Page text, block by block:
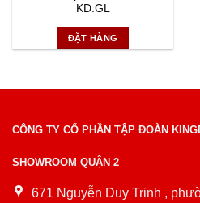
KD.GL
ĐẶT HÀNG
CÔNG TY CỔ PHẦN TẬP ĐOÀN
SHOWROOM QUẬN 2
671 Nguyễn Duy Trinh ,